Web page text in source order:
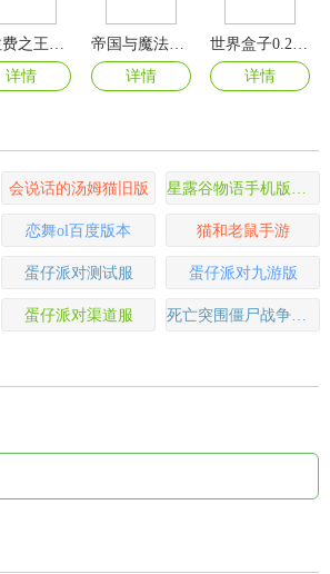
详情
帝国与魔法手游官方版
详情
详情
会说话的汤姆猫旧版
恋舞ol百度版本 猫和老鼠手游
蛋仔派对测试服 蛋仔派对九游版
蛋仔派对渠道服